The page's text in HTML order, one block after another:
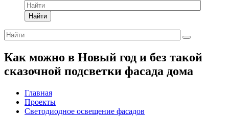
Найти
Как можно в Новый год и без такой
сказочной подсветки фасада дома
Главная
Проекты
Светодиодное освещение фасадов